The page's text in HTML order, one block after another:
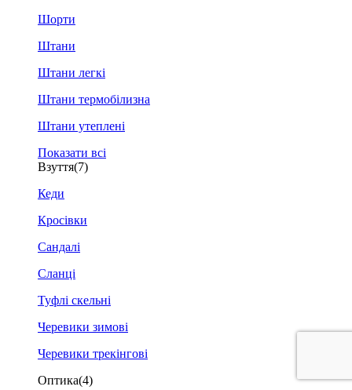
Шорти
Штани
Штани легкі
Штани термобілизна
Штани утеплені
Показати всі
Взуття(7)
Кеди
Кросівки
Сандалі
Сланці
Туфлі скельні
Черевики зимові
Черевики трекінгові
Оптика(4)